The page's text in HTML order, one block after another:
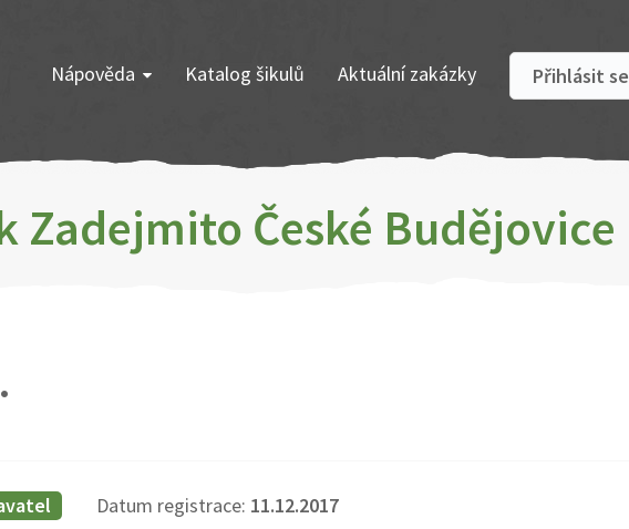
Nápověda Katalog šikulů Aktuální zakázky Přihlásit se
Zadejmito České Budějovice
Datum registrace: 11.12.2017